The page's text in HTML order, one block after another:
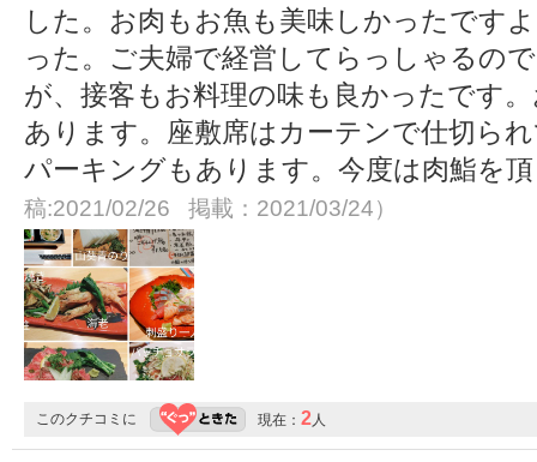
した。お肉もお魚も美味しかったです
った。ご夫婦で経営してらっしゃるの
が、接客もお料理の味も良かったです
あります。座敷席はカーテンで仕切ら
パーキングもあります。今度は肉鮨を
稿:2021/02/26 掲載：2021/03/24）
このクチコミに 現在： 2 人